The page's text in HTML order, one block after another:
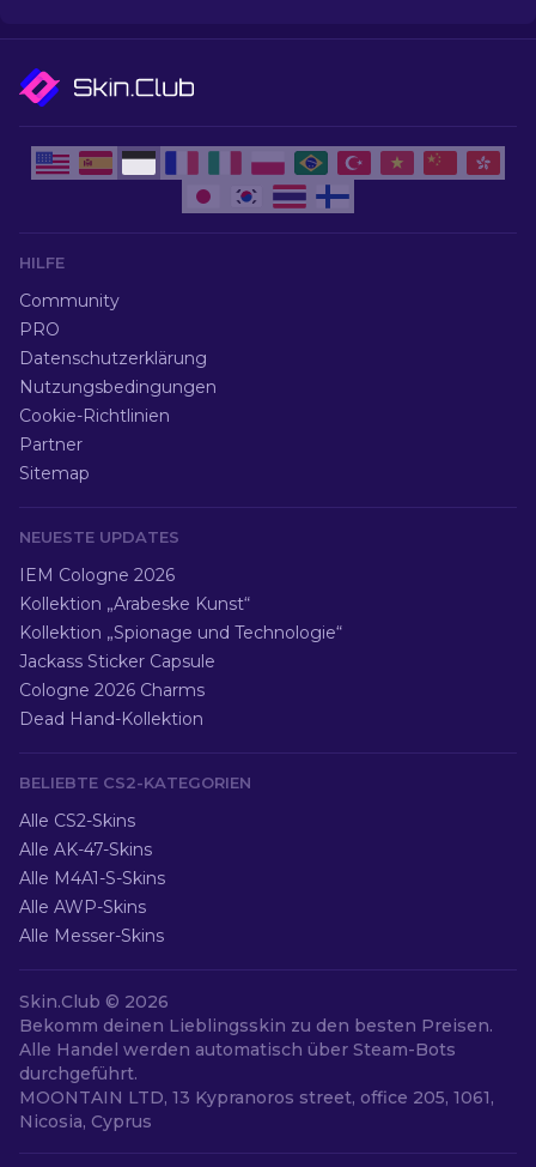
HILFE
Community
PRO
Datenschutzerklärung
Nutzungsbedingungen
Cookie-Richtlinien
Partner
Sitemap
NEUESTE UPDATES
IEM Cologne 2026
Kollektion „Arabeske Kunst“
Kollektion „Spionage und Technologie“
Jackass Sticker Capsule
Cologne 2026 Charms
Dead Hand-Kollektion
BELIEBTE CS2-KATEGORIEN
Alle CS2-Skins
Alle AK-47-Skins
Alle M4A1-S-Skins
Alle AWP-Skins
Alle Messer-Skins
Skin.Club © 2026
Bekomm deinen Lieblingsskin zu den besten Preisen.
Alle Handel werden automatisch über Steam-Bots
durchgeführt.
MOONTAIN LTD, 13 Kypranoros street, office 205, 1061,
Nicosia, Cyprus